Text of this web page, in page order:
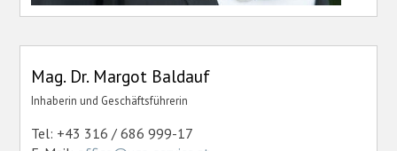
Mag. Dr. Margot Baldauf
Inhaberin und Geschäftsführerin
Tel: +43 316 / 686 999-17